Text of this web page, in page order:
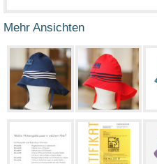
Mehr Ansichten